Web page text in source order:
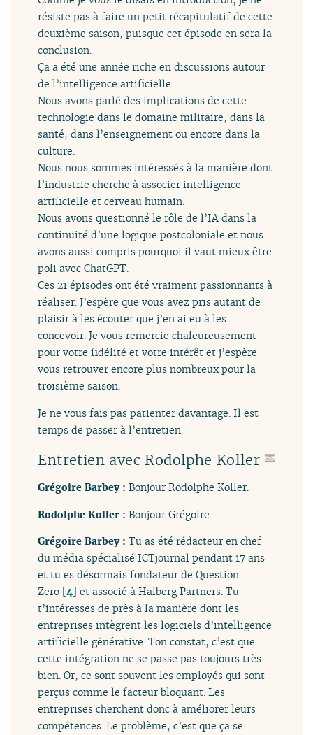
résiste pas à faire un petit récapitulatif de cette
deuxième saison, puisque cet épisode en sera la
conclusion.
Ça a été une année riche en discussions autour
de l’intelligence artificielle.
Nous avons parlé des implications de cette
technologie dans le domaine militaire, dans la
santé, dans l’enseignement ou encore dans la
culture.
Nous nous sommes intéressés à la manière dont
l’industrie cherche à associer intelligence
artificielle et cerveau humain.
Nous avons questionné le rôle de l’IA dans la
continuité d’une logique postcoloniale et nous
avons aussi compris pourquoi il vaut mieux être
poli avec ChatGPT.
Ces 21 épisodes ont été vraiment passionnants à
réaliser. J’espère que vous avez pris autant de
plaisir à les écouter que j’en ai eu à les
concevoir. Je vous remercie chaleureusement
pour votre fidélité et votre intérêt et j’espère
vous retrouver encore plus nombreux pour la
troisième saison.
Je ne vous fais pas patienter davantage. Il est
temps de passer à l’entretien.
Entretien avec Rodolphe Koller
Grégoire Barbey :Bonjour Rodolphe Koller.
Rodolphe Koller :Bonjour Grégoire.
Grégoire Barbey :Tu as été rédacteur en chef
du média spécialisé ICTjournal pendant 17 ans
et tu es désormais fondateur de Question
Zero [4] et associé à Halberg Partners. Tu
t’intéresses de près à la manière dont les
entreprises intègrent les logiciels d’intelligence
artificielle générative. Ton constat, c’est que
cette intégration ne se passe pas toujours très
bien. Or, ce sont souvent les employés qui sont
perçus comme le facteur bloquant. Les
entreprises cherchent donc à améliorer leurs
compétences. Le problème, c’est que ça se